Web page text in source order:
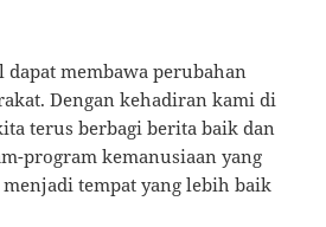
dapat membawa perubahan
Dengan kehadiran kami di
terus berbagi berita baik dan
program kemanusiaan yang
tempat yang lebih baik